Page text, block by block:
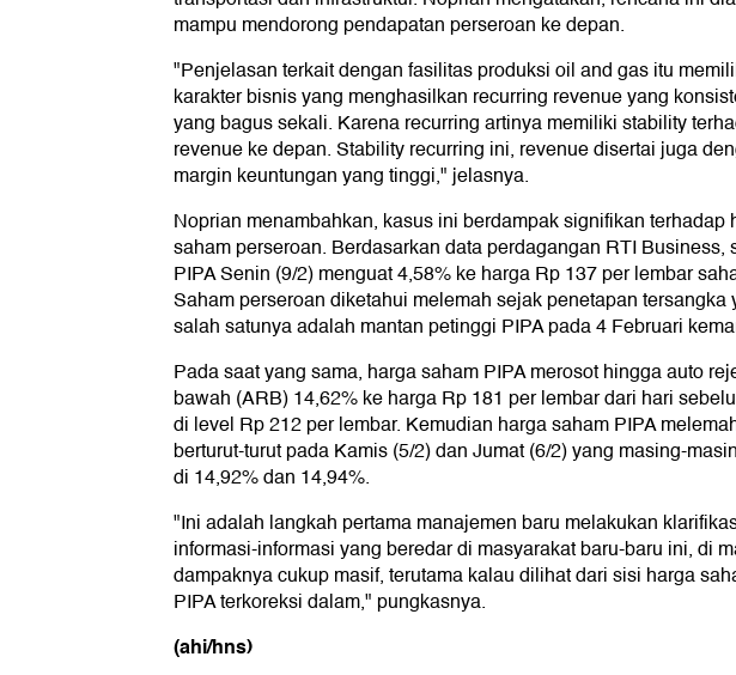
mampu mendorong pendapatan perseroan ke depan.
"Penjelasan terkait dengan fasilitas produksi oil and gas itu
karakter bisnis yang menghasilkan recurring revenue yang
yang bagus sekali. Karena recurring artinya memiliki stability
revenue ke depan. Stability recurring ini, revenue disertai juga
margin keuntungan yang tinggi," jelasnya.
Noprian menambahkan, kasus ini berdampak signifikan terhadap
saham perseroan. Berdasarkan data perdagangan RTI Business,
PIPA Senin (9/2) menguat 4,58% ke harga Rp 137 per lembar
Saham perseroan diketahui melemah sejak penetapan tersangka
salah satunya adalah mantan petinggi PIPA pada 4 Februari
Pada saat yang sama, harga saham PIPA merosot hingga auto
bawah (ARB) 14,62% ke harga Rp 181 per lembar dari hari
di level Rp 212 per lembar. Kemudian harga saham PIPA
berturut-turut pada Kamis (5/2) dan Jumat (6/2) yang masing-
di 14,92% dan 14,94%.
"Ini adalah langkah pertama manajemen baru melakukan
informasi-informasi yang beredar di masyarakat baru-baru ini, di
dampaknya cukup masif, terutama kalau dilihat dari sisi harga
PIPA terkoreksi dalam," pungkasnya.
(ahi/hns)